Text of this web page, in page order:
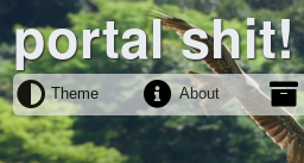
portal shit!
Theme About